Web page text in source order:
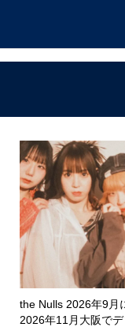
the Nulls 2026年9月
2026年11月大阪で